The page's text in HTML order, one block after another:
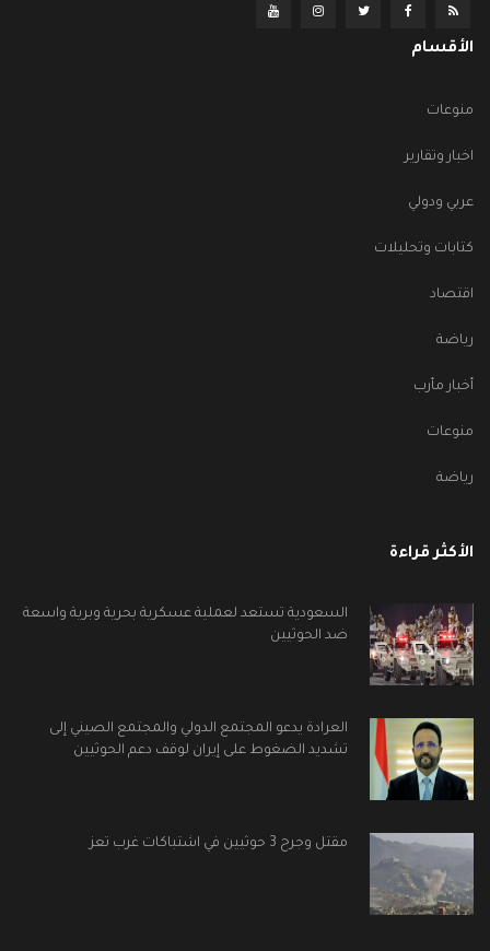
الأقسام
منوعات
اخبار وتقارير
عربي ودولي
كتابات وتحليلات
اقتصاد
رياضة
أخبار مأرب
منوعات
رياضة
الأكثر قراءة
السعودية تستعد لعملية عسكرية بحرية وبرية واسعة
ضد الحوثيين
العرادة يدعو المجتمع الدولي والمجتمع الصيني إلى
تشديد الضغوط على إيران لوقف دعم الحوثيين
مقتل وجرح 3 حوثيين في اشتباكات غرب تعز